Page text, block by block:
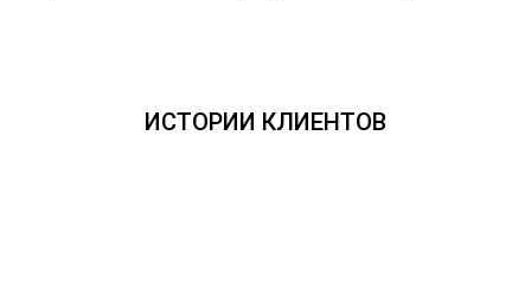
ИСТОРИИ КЛИЕНТОВ